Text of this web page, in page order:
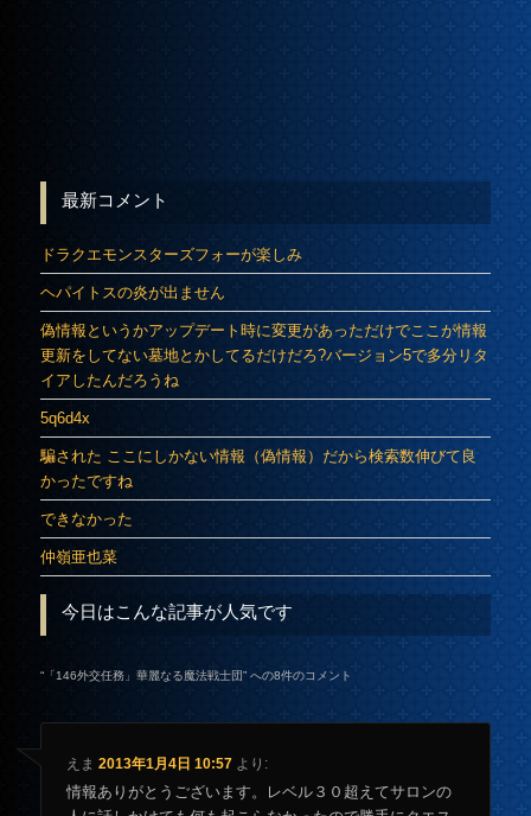
最新コメント
ドラクエモンスターズフォーが楽しみ
ヘパイトスの炎が出ません
偽情報というかアップデート時に変更があっただけでここが情報
更新をしてない墓地とかしてるだけだろ?バージョン5で多分リタ
イアしたんだろうね
5q6d4x
騙された ここにしかない情報（偽情報）だから検索数伸びて良
かったですね
できなかった
仲嶺亜也菜
今日はこんな記事が人気です
“ 「146外交任務」華麗なる魔法戦士団” への8件のコメント
えま 2013年1月4日 10:57 より:
情報ありがとうございます。レベル３０超えてサロンの